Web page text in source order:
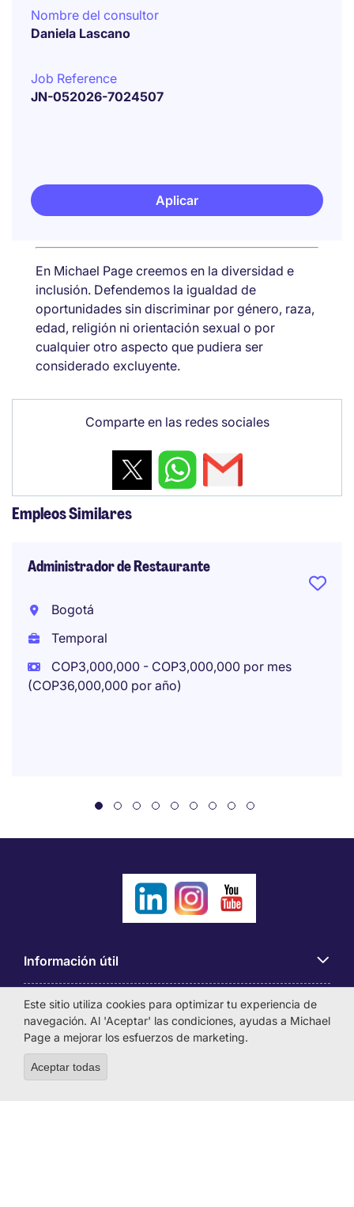
Nombre del consultor
Daniela Lascano
Job Reference
JN-052026-7024507
Aplicar
En Michael Page creemos en la diversidad e
inclusión. Defendemos la igualdad de
oportunidades sin discriminar por género, raza,
edad, religión ni orientación sexual o por
cualquier otro aspecto que pudiera ser
considerado excluyente.
Comparte en las redes sociales
Empleos Similares
Administrador de Restaurante
Bogotá
Temporal
COP3,000,000 - COP3,000,000 por mes
(COP36,000,000 por año)
Información útil
Búsqueda de empleo
Empresas
Este sitio utiliza cookies para optimizar tu experiencia de
navegación. Al 'Aceptar' las condiciones, ayudas a Michael
Page a mejorar los esfuerzos de marketing.
Aceptar todas